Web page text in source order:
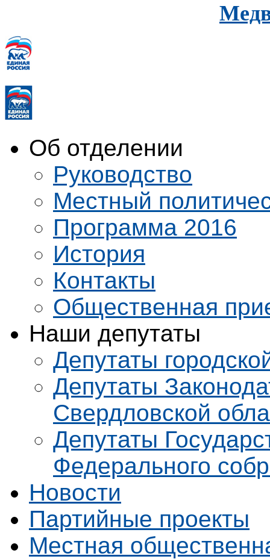
Об отделении
Руководство
Местный
Программа 2016
История
Контакты
Общественная
Наши депутаты
Депутаты
Депутаты
Свердловской
Депутаты
Федерального
Новости
Партийные проекты
Местная